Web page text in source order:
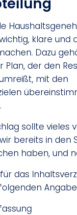
klare und
Dazu
der den
mit den
sollte vieles
bereits in den
haben, und
das